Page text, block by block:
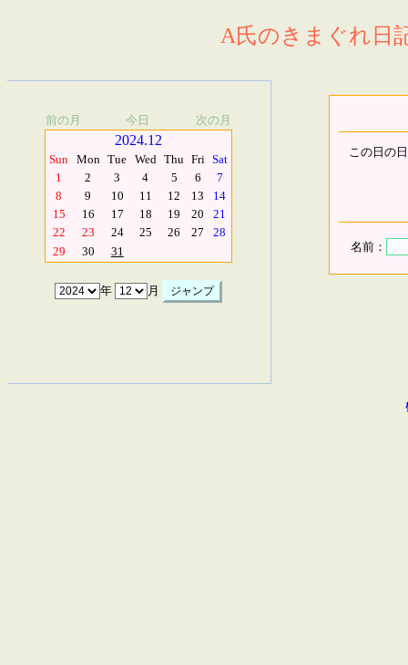
A氏のきまぐれ日
前の月 今日 次の月
2024.12
Sun Mon Tue Wed Thu Fri Sat
1
2 3 4 5 6
7
8
9 10 11 12 13
14
15
16 17 18 19 20
21
22
23 24 25 26 27
28
29
30 31
年 月
この日の
名前：